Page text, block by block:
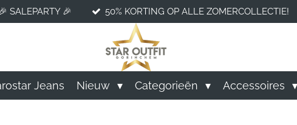
SALEPARTY 🎉 50% KORTING OP ALLE ZOMERCOLLECTIE!
Jeans Nieuw Categorieën Accessoires